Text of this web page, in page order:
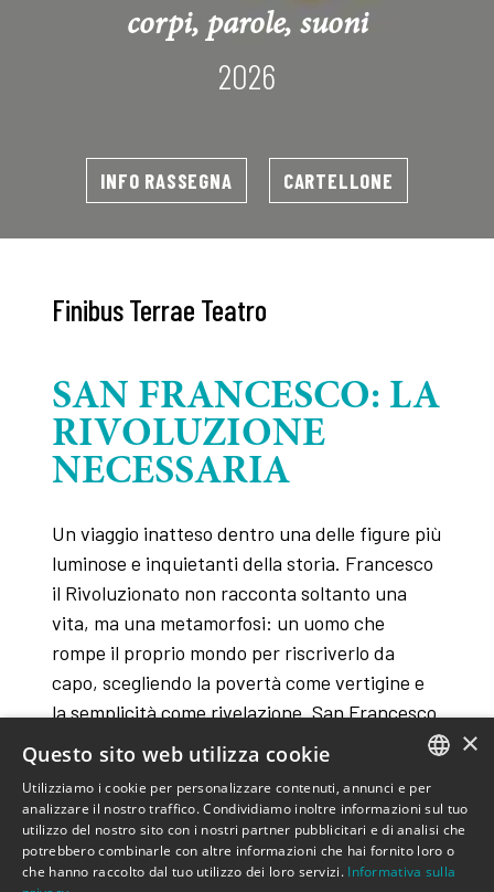
corpi, parole, suoni
2026
INFO RASSEGNA CARTELLONE
Finibus Terrae Teatro
SAN FRANCESCO: LA
RIVOLUZIONE
NECESSARIA
Un viaggio inatteso dentro una delle figure più
luminose e inquietanti della storia. Francesco
il Rivoluzionato non racconta soltanto una
vita, ma una metamorfosi: un uomo che
rompe il proprio mondo per riscriverlo da
capo, scegliendo la povertà come vertigine e
la semplicità come rivelazione. San Francesco
diventa presenza viva, simbolo di
attraversare il dolore del mondo fino a
riconoscerne la bellezza segreta. Un racconto
che oscilla tra sacro e umano, dove ogni passo
ITALIAN
ENGLISH
×
Questo sito web utilizza cookie
Utilizziamo i cookie per personalizzare contenuti, annunci e per
analizzare il nostro traffico. Condividiamo inoltre informazioni sul tuo
utilizzo del nostro sito con i nostri partner pubblicitari e di analisi che
potrebbero combinarle con altre informazioni che hai fornito loro o
che hanno raccolto dal tuo utilizzo dei loro servizi. Informativa sulla